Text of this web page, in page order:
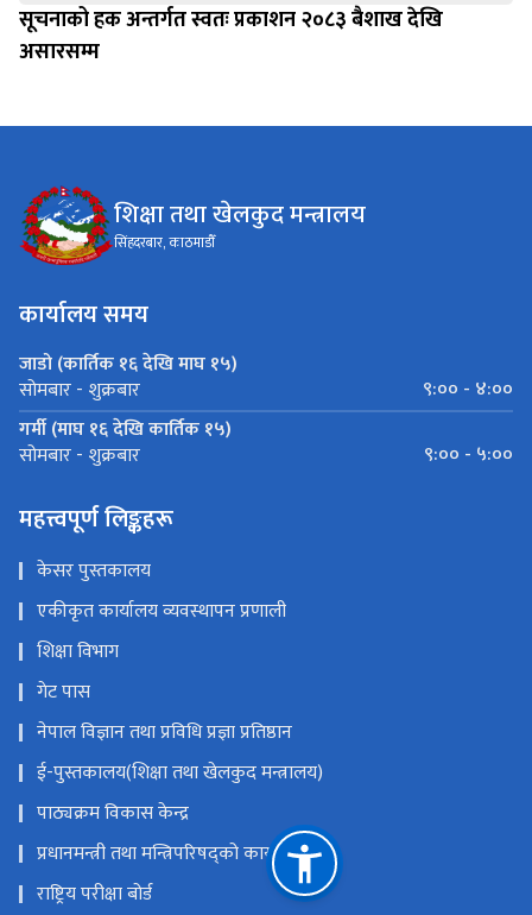
सूचनाको हक अन्तर्गत स्वतः प्रकाशन २०८३ बैशाख देखि
असारसम्म
शिक्षा तथा खेलकुद मन्त्रालय
सिंहदरबार, काठमाडौँ
कार्यालय समय
जाडो (कार्तिक १६ देखि माघ १५)
सोमबार - शुक्रबार
९:०० - ४:००
गर्मी (माघ १६ देखि कार्तिक १५)
सोमबार - शुक्रबार ९:०० - ५:००
महत्त्वपूर्ण लिङ्कहरू
केसर पुस्तकालय
एकीकृत कार्यालय व्यवस्थापन प्रणाली
शिक्षा विभाग
गेट पास
नेपाल विज्ञान तथा प्रविधि प्रज्ञा प्रतिष्ठान
ई-पुस्तकालय(शिक्षा तथा खेलकुद मन्त्रालय)
पाठ्यक्रम विकास केन्द्र
प्रधानमन्त्री तथा मन्त्रिपरिषद्को कार्यालय
राष्ट्रिय परीक्षा बोर्ड